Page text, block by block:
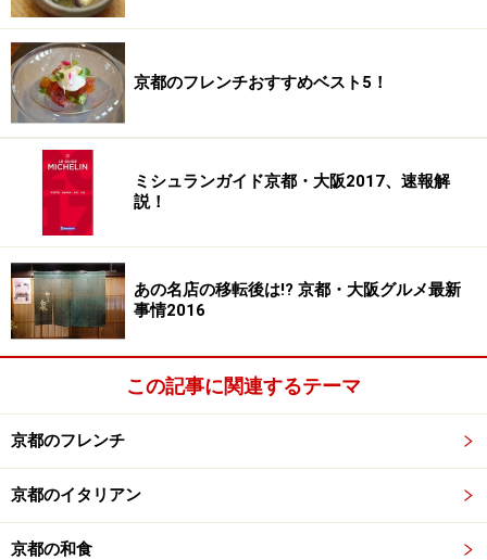
京都のフレンチおすすめベスト5！
ミシュランガイド京都・大阪2017、速報解
説！
あの名店の移転後は!? 京都・大阪グルメ最新
事情2016
この記事に関連するテーマ
京都のフレンチ
京都のイタリアン
京都の和食